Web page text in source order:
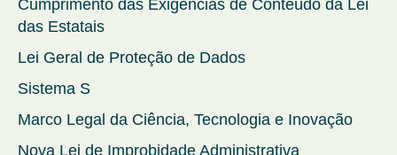
Cumprimento das Exigências de Conteúdo da Lei
das Estatais
Lei Geral de Proteção de Dados
Sistema S
Marco Legal da Ciência, Tecnologia e Inovação
Nova Lei de Improbidade Administrativa